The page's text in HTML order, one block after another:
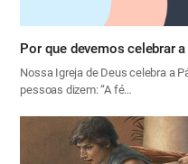
Por que devemos celebrar
Nossa Igreja de Deus celebra a
pessoas dizem: “A fé…